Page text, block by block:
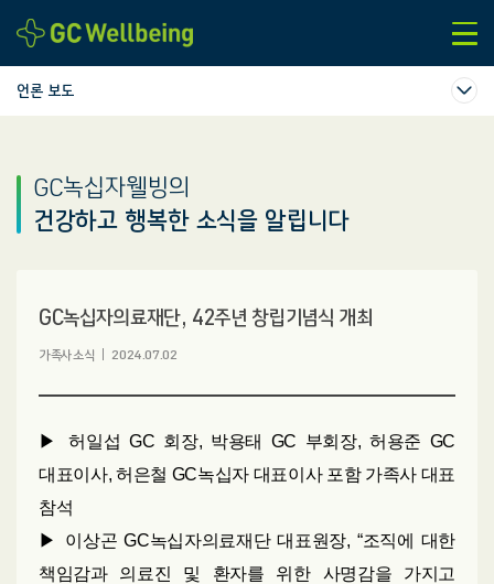
언론 보도
GC녹십자웰빙의
건강하고 행복한 소식을 알립니다
GC녹십자의료재단, 42주년 창립기념식 개최
가족사소식 2024.07.02
▶ 허일섭 GC 회장, 박용태 GC 부회장, 허용준 GC
대표이사, 허은철 GC녹십자 대표이사 포함 가족사 대표
참석
▶ 이상곤 GC녹십자의료재단 대표원장, “조직에 대한
책임감과 의료진 및 환자를 위한 사명감을 가지고